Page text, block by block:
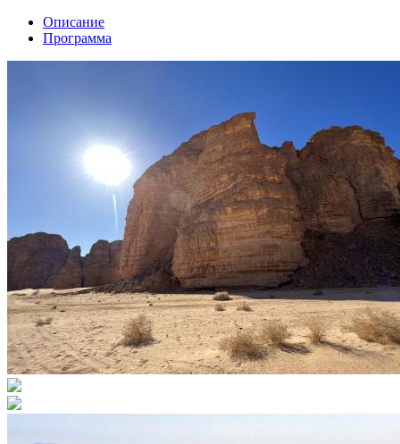
Описание
Программа